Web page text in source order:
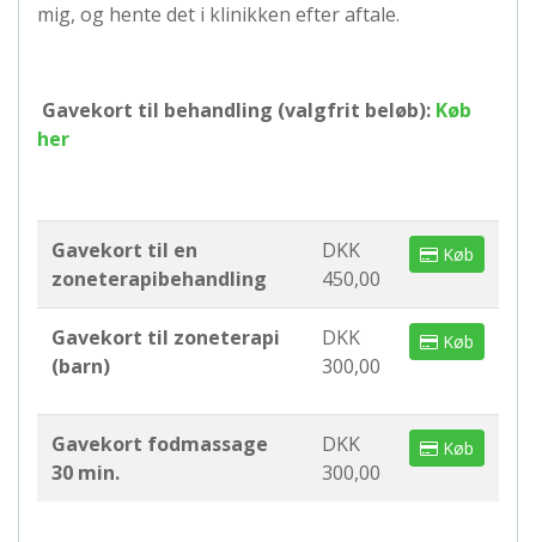
mig, og hente det i klinikken efter aftale.
Gavekort til behandling (valgfrit beløb): Køb
her
Gavekort til en
zoneterapibehandling
DKK
450,00
Køb
Gavekort til zoneterapi
(barn)
DKK
300,00
Køb
Gavekort fodmassage
30 min.
DKK
300,00
Køb